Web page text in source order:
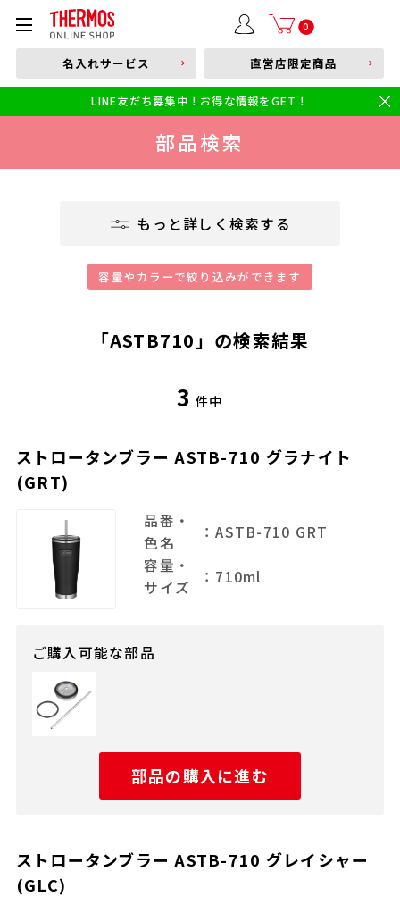
0
部品購入はこちら
本体品番やキーワードを入力
食洗機対応 新製品
幼児・園児向け水筒
名入れサービス 直営店限定商品
LINE友だち募集中！お得な情報をGET！
部品検索
もっと詳しく検索する
「ASTB710」の検索結果
3 件中
ストロータンブラー ASTB-710 グラナイト
(GRT)
品番・
色名
：ASTB-710 GRT
容量・
サイズ
：710ml
ご購入可能な部品
部品の購入に進む
ストロータンブラー ASTB-710 グレイシャー
(GLC)